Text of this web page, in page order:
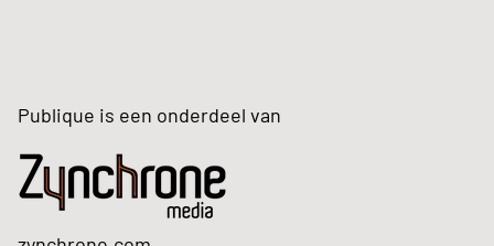
Publique is een onderdeel van